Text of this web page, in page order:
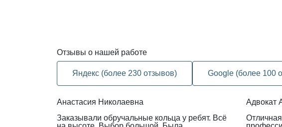
Отзывы о нашей работе
Яндекс (более 230 отзывов) Google (более 100
Анастасия Николаевна
Заказывали обручальные кольца у ребят. Всё
Адвокат